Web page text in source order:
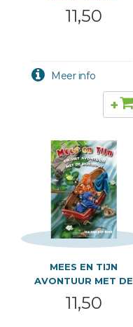
11,50
+
MEES EN TIJN
AVONTUUR MET DE
ROEIBOOT
11,50